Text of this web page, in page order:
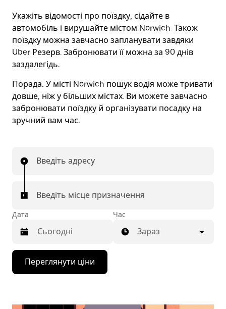
Укажіть відомості про поїздку, сідайте в
автомобіль і вирушайте містом Norwich. Також
поїздку можна завчасно запланувати завдяки
Uber Резерв. Забронювати її можна за 90 днів
заздалегідь.
Порада. У місті Norwich пошук водія може тривати
довше, ніж у більших містах. Ви можете завчасно
забронювати поїздку й організувати посадку на
зручний вам час.
Введіть адресу
Введіть місце призначення
Дата
Натисніть
клавішу
зі
Час
Зараз
Переглянути ціни